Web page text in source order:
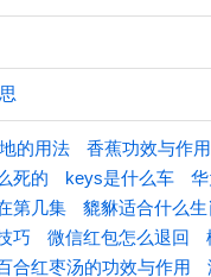
的用法 香蕉功效与作用
死的 keys是什么车
第几集 貔貅适合什么
巧 微信红包怎么退回
合红枣汤的功效与作用